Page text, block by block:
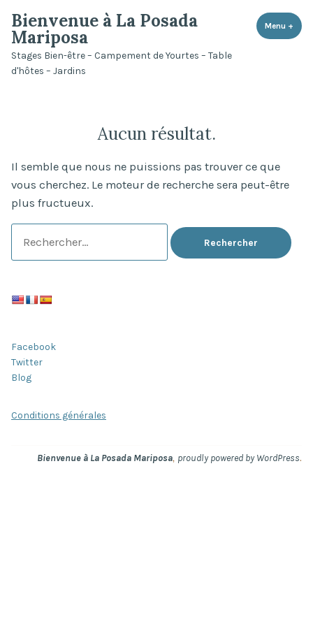
au
contenu
Bienvenue à La Posada
Mariposa
Stages Bien-être – Campement de Yourtes – Table
d'hôtes – Jardins
Menu +
Aucun résultat.
Il semble que nous ne puissions pas trouver ce que
vous cherchez. Le moteur de recherche sera peut-être
plus fructueux.
Facebook
Twitter
Blog
Conditions générales
Bienvenue à La Posada Mariposa, proudly powered by WordPress.